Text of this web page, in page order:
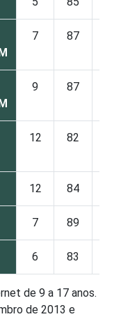
7 87
9 87
12 82
12 84
7 89
6 83
de 9 a 17 anos.
de 2013 e